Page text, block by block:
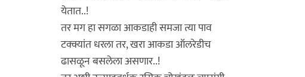
येतात..!
तर मग हा सगळा आकडाही समजा त्या पाव
टक्क्यांत धरला तर, खरा आकडा ऑलरेडीच
ढासळून बसलेला असणार..!